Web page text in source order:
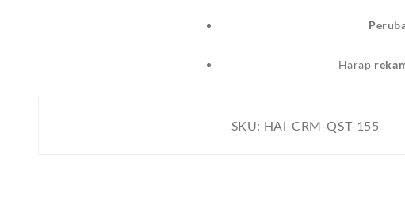
Harap
SKU: HAl-CRM-QST-155